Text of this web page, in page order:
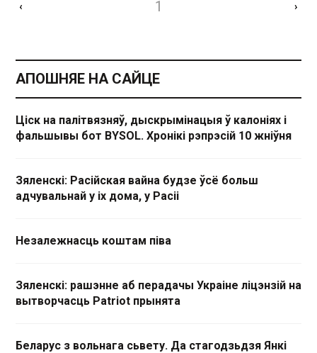
‹ 1 ›
АПОШНЯЕ НА САЙЦЕ
Ціск на палітвязняў, дыскрымінацыя ў калоніях і
фальшывы бот BYSOL. Хронікі рэпрэсій 10 жніўня
Зяленскі: Расійская вайна будзе ўсё больш
адчувальнай у іх дома, у Расіі
Незалежнасць коштам піва
Зяленскі: рашэнне аб перадачы Украіне ліцэнзій на
вытворчасць Patriot прынята
Беларус з вольнага сьвету. Да стагодзьдзя Янкі